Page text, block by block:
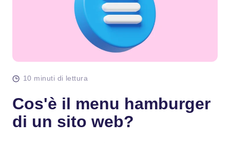
10 minuti di lettura
Cos'è il menu hamburger
di un sito web?